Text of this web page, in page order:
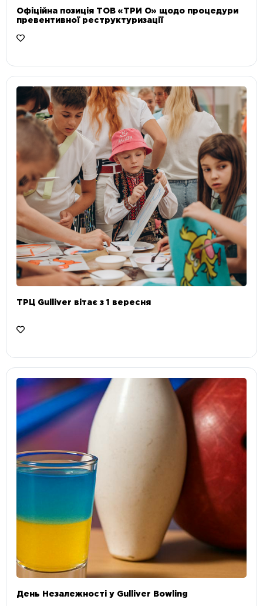
Офіційна позиція ТОВ «ТРИ О» щодо процедури
превентивної реструктуризації
ТРЦ Gulliver вітає з 1 вересня
День Незалежності у Gulliver Bowling